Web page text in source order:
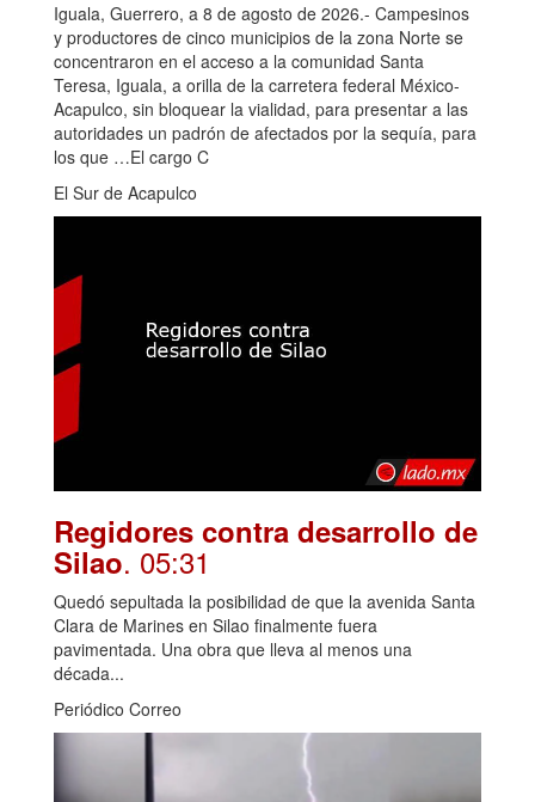
Iguala, Guerrero, a 8 de agosto de 2026.- Campesinos
y productores de cinco municipios de la zona Norte se
concentraron en el acceso a la comunidad Santa
Teresa, Iguala, a orilla de la carretera federal México-
Acapulco, sin bloquear la vialidad, para presentar a las
autoridades un padrón de afectados por la sequía, para
los que …El cargo C
El Sur de Acapulco
Regidores contra desarrollo de
Silao. 05:31
Quedó sepultada la posibilidad de que la avenida Santa
Clara de Marines en Silao finalmente fuera
pavimentada. Una obra que lleva al menos una
década...
Periódico Correo